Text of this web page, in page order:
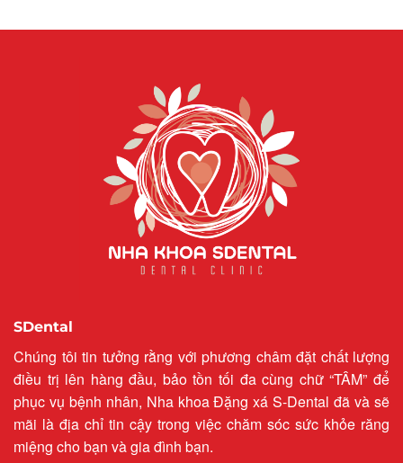
SDental
Chúng tôi tin tưởng rằng với phương châm đặt chất lượng
điều trị lên hàng đầu, bảo tồn tối đa cùng chữ “TÂM” để
phục vụ bệnh nhân, Nha khoa Đặng xá S-Dental đã và sẽ
mãi là địa chỉ tin cậy trong việc chăm sóc sức khỏe răng
miệng cho bạn và gia đình bạn.